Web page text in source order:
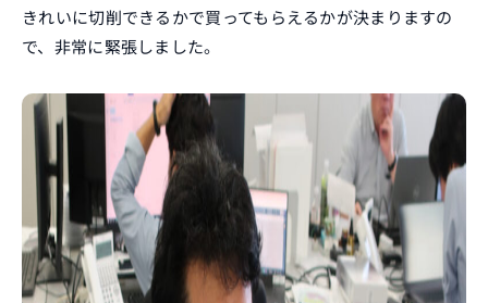
きれいに切削できるかで買ってもらえるかが決まりますの
で、非常に緊張しました。